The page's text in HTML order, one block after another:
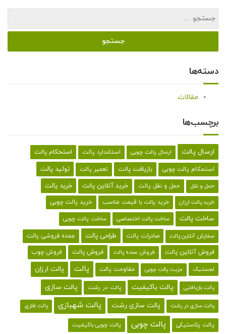
دسته‌ها
مقالات
برچسب‌ها
ارسال پالت ارسال پالت چوبی استاندارد پالت استحکام پالت
استحکام پالت چوبی بازیافت پالت تعمیر پالت تولید پالت
حمل و نقل حمل و نقل پالت خرید آنلاین پالت خرید پالت
خرید پالت ارزان خرید پالت با قیمت مناسب خرید پالت چوبی
ساخت پالت ساخت پالت اختصاصی ساخت پالت چوبی
سفارش آنلاین پالت صادرات پالت طراحی پالت عمده فروشی پالت
فروش آنلاین پالت فروش عمده پالت فروش پالت فروش چوب
لجستیک مزیت پالت چوبی مقاومت پالت پالت پالت ارزان
پالت بازیافتی پالت باکیفیت پالت در رشت پالت سازی
پالت سازی در رشت پالت سازی رشت پالت شهبازی پالت فلزی
پالت پلاستیکی پالت چوبی پالت چوبی باکیفیت